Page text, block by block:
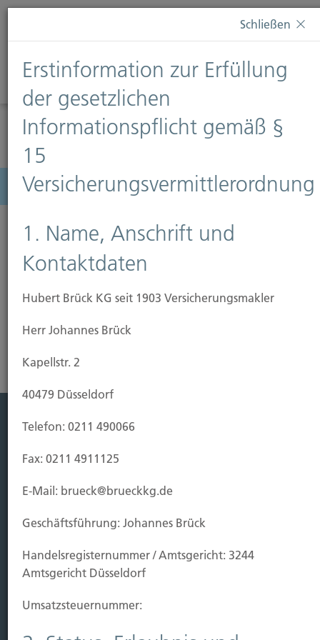
Diese Webseite verwendet Cookies. Wenn Sie weiterhin
Informationen finden Sie auf unserer SeiteDatenschutz
Diese Nachricht nicht erneut anzeigen
Menü
Leben
Vorsorgen
Kauf Grundstück
Baubeginn
Schaden
Schließen
Erstinformation zur Erfüllung
der gesetzlichen
Informationspflicht gemäß §
15
Versicherungsvermittlerordnung
1. Name, Anschrift und
Kontaktdaten
Hubert Brück KG seit 1903 Versicherungsmakler
Herr Johannes Brück
Kapellstr. 2
40479 Düsseldorf
Telefon: 0211 490066
Fax: 0211 4911125
E-Mail: brueck@brueckkg.de
Geschäftsführung: Johannes Brück
Handels­registernummer / Amtsgericht: 3244
Amtsgericht Düsseldorf
Umsatzsteuer­nummer: